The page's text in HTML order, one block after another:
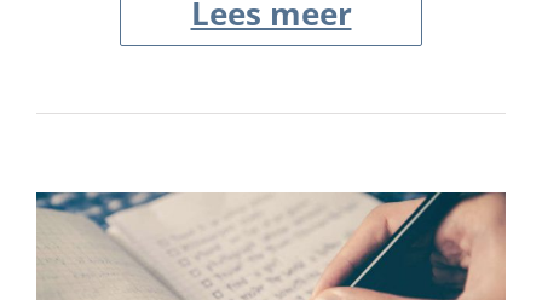
Lees meer